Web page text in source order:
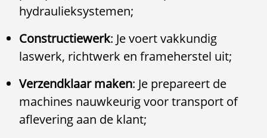
hydraulieksystemen;
Constructiewerk: Je voert vakkundig
laswerk, richtwerk en frameherstel uit;
Verzendklaar maken: Je prepareert de
machines nauwkeurig voor transport of
aflevering aan de klant;